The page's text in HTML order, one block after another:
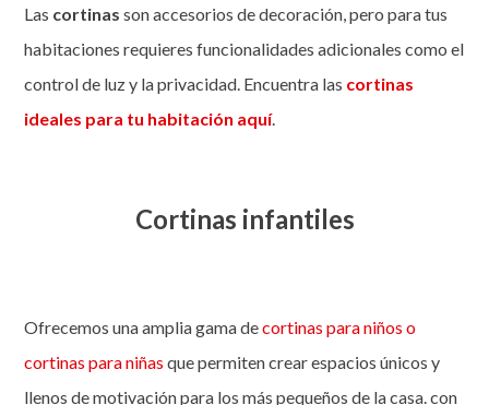
Las cortinas son accesorios de decoración, pero para tus
habitaciones requieres funcionalidades adicionales como el
control de luz y la privacidad. Encuentra las cortinas
ideales para tu habitación aquí.
Cortinas infantiles
Ofrecemos una amplia gama decortinas para niños o
cortinas para niñas que permiten crear espacios únicos y
llenos de motivación para los más pequeños de la casa. con